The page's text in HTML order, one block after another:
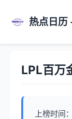
热点日历
LPL百万
上榜时间：